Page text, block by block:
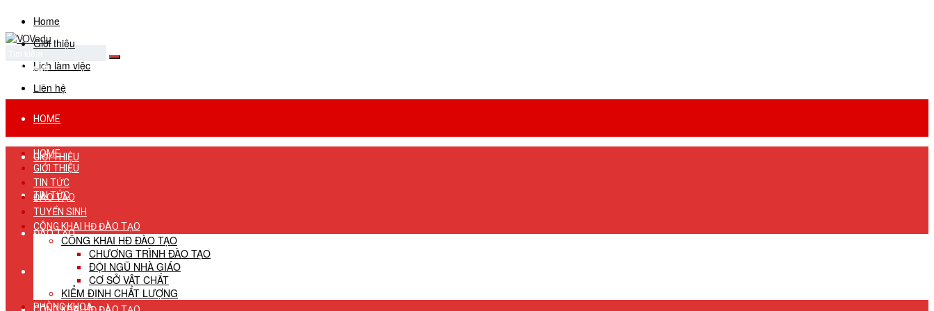
Home
Giới thiệu
Lịch làm việc
Liên hệ
No Result
View All Result
HOME
GIỚI THIỆU
TIN TỨC
ĐÀO TẠO
TUYỂN SINH
HOME
GIỚI THIỆU
TIN TỨC
ĐÀO TẠO
TUYỂN SINH
CÔNG KHAI HĐ ĐÀO TẠO
CÔNG KHAI HĐ ĐÀO TẠO
CHƯƠNG TRÌNH ĐÀO TẠO
ĐỘI NGŨ NHÀ GIÁO
CƠ SỞ VẬT CHẤT
KIỂM ĐỊNH CHẤT LƯỢNG
PHÒNG KHOA